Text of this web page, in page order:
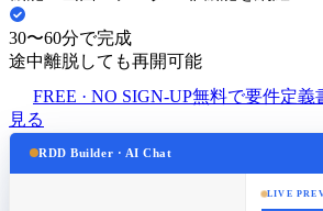
30〜60分で完成
途中離脱しても再開可能
FREE · NO SIGN-UP無料で要件定義
見る
RDD Builder · AI Chat
LIVE